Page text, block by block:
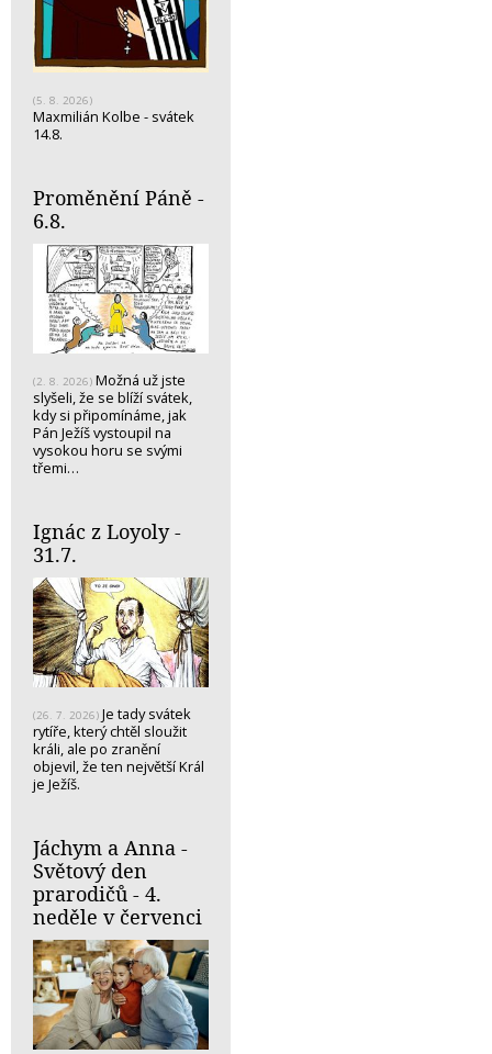
(5. 8. 2026)
Maxmilián Kolbe - svátek
14.8.
Proměnění Páně -
6.8.
(2. 8. 2026) Možná už jste
slyšeli, že se blíží svátek,
kdy si připomínáme, jak
Pán Ježíš vystoupil na
vysokou horu se svými
třemi…
Ignác z Loyoly -
31.7.
(26. 7. 2026) Je tady svátek
rytíře, který chtěl sloužit
králi, ale po zranění
objevil, že ten největší Král
je Ježíš.
Jáchym a Anna -
Světový den
prarodičů - 4.
neděle v červenci